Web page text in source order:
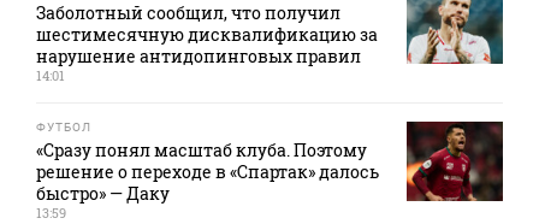
Заболотный сообщил, что получил
шестимесячную дисквалификацию за
нарушение антидопинговых правил
14:01
ФУТБОЛ
«Сразу понял масштаб клуба. Поэтому
решение о переходе в «Спартак» далось
быстро» — Даку
13:59